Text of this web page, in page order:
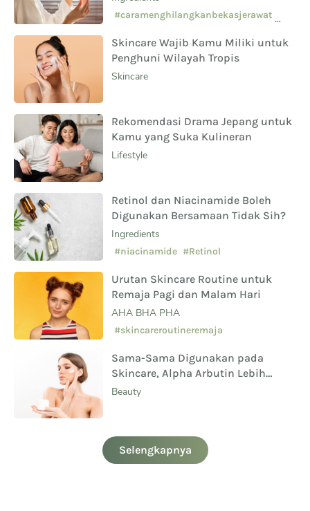
Sampingnya?
#caramenghilangkanbekasjerawat
#skincarepemula
Skincare Wajib Kamu Miliki untuk
Penghuni Wilayah Tropis
Skincare
Rekomendasi Drama Jepang untuk
Kamu yang Suka Kulineran
Lifestyle
Retinol dan Niacinamide Boleh
Digunakan Bersamaan Tidak Sih?
Ingredients
#niacinamide #Retinol
Urutan Skincare Routine untuk
Remaja Pagi dan Malam Hari
AHA BHA PHA
#skincareroutineremaja
Sama-Sama Digunakan pada
Skincare, Alpha Arbutin Lebih
Aman Digunakan Daripada
Beauty
Selengkapnya